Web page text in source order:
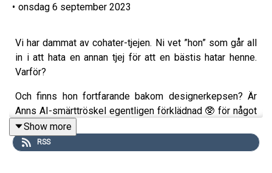
• onsdag 6 september 2023
Vi har dammat av cohater-tjejen. Ni vet ”hon” som går all
in i att hata en annan tjej för att en bästis hatar henne.
Varför?
Och finns hon fortfarande bakom designerkepsen? Är
Anns AI-smärttröskel egentligen förklädnad 🥸 för något
annat?
Varför MÅSTE man göra slut med någon som man inte
Show more
RSS